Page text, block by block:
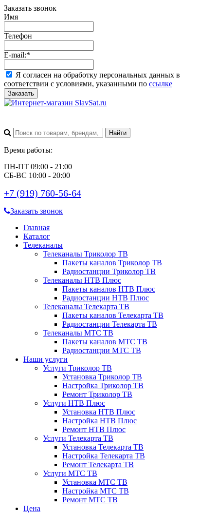
Заказать звонок
Имя
Телефон
E-mail:*
Я согласен на обработку персональных данных в
соответствии с условиями, указанными по ссылке
Заказать
Время работы:
ПН-ПТ 09:00 - 21:00
СБ-ВС 10:00 - 20:00
+7 (919) 760-56-64
Заказать звонок
Главная
Каталог
Телеканалы
Телеканалы Триколор ТВ
Пакеты каналов Триколор ТВ
Радиостанции Триколор ТВ
Телеканалы НТВ Плюс
Пакеты каналов НТВ Плюс
Радиостанции НТВ Плюс
Телеканалы Телекарта ТВ
Пакеты каналов Телекарта ТВ
Радиостанции Телекарта ТВ
Телеканалы МТС ТВ
Пакеты каналов МТС ТВ
Радиостанции МТС ТВ
Наши услуги
Услуги Триколор ТВ
Установка Триколор ТВ
Настройка Триколор ТВ
Ремонт Триколор ТВ
Услуги НТВ Плюс
Установка НТВ Плюс
Настройка НТВ Плюс
Ремонт НТВ Плюс
Услуги Телекарта ТВ
Установка Телекарта ТВ
Настройка Телекарта ТВ
Ремонт Телекарта ТВ
Услуги МТС ТВ
Установка МТС ТВ
Настройка МТС ТВ
Ремонт МТС ТВ
Цена